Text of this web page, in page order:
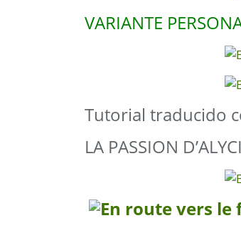
VARIANTE
Tutorial traducido
LA PASSION